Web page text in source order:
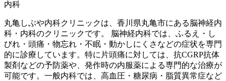
内科
丸亀しぶや内科クリニックは、香川県丸亀市にある脳神経内
科・内科のクリニックです。 脳神経内科では、ふるえ・し
びれ・頭痛・物忘れ・不眠・動かしにくさなどの症状を専門
的に診療しています。特に片頭痛に対しては、抗CGRP抗体
製剤などの予防薬や、発作時の内服薬による専門的な治療が
可能です。一般内科では、高血圧・糖尿病・脂質異常症など